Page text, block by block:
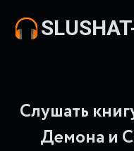
Слушать
Демона и